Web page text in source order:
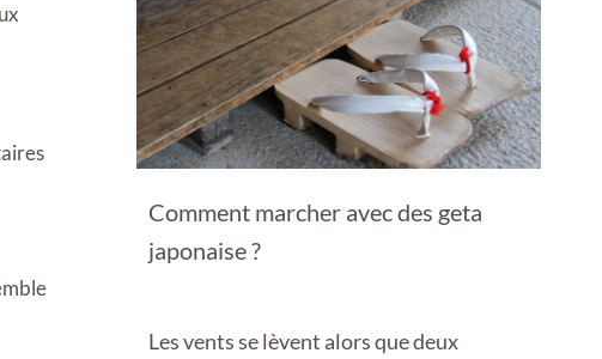
Comment marcher avec des geta
japonaise ?
Les vents se lèvent alors que deux